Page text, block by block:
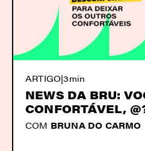
ARTIGO|3min
NEWS DA BRU:
CONFORTÁVEL,
COM BRUNA DO CARMO